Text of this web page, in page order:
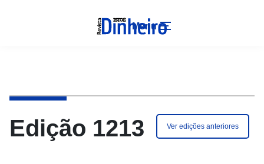
Menu
Edição 1213 Ver edições anteriores